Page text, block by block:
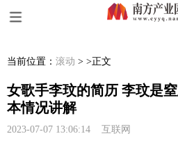
当前位置： 滚动 > >正文
女歌手李玟的简历 李玟是
本情况讲解
2023-07-07 13:06:14 互联网